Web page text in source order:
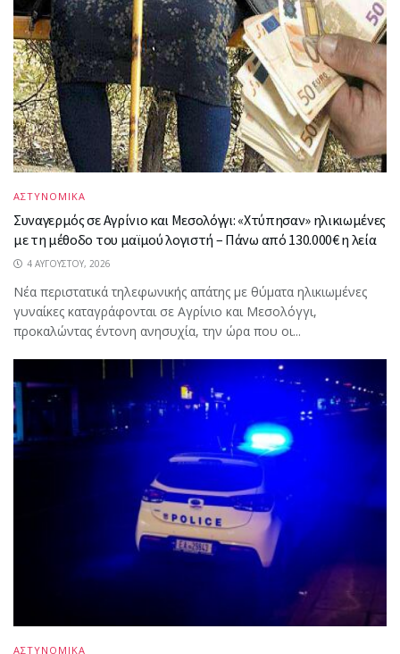
ΑΣΤΥΝΟΜΙΚΑ
Συναγερμός σε Αγρίνιο και Μεσολόγγι: «Χτύπησαν» ηλικιωμένες
με τη μέθοδο του μαϊμού λογιστή – Πάνω από 130.000€ η λεία
4 ΑΥΓΟΎΣΤΟΥ, 2026
Νέα περιστατικά τηλεφωνικής απάτης με θύματα ηλικιωμένες
γυναίκες καταγράφονται σε Αγρίνιο και Μεσολόγγι,
προκαλώντας έντονη ανησυχία, την ώρα που οι...
ΑΣΤΥΝΟΜΙΚΑ